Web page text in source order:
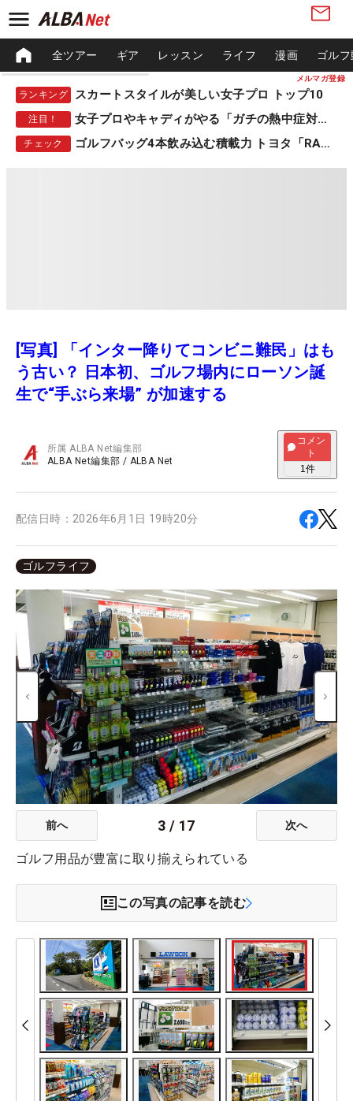
メルマガ登録
全ツアー ギア レッスン ライフ 漫画 ゴル
ランキング スカートスタイルが美しい女子プロ トップ10
注目！ 女子プロやキャディがやる「ガチの熱中症対策」
チェック ゴルフバッグ4本飲み込む積載力 トヨタ「RAV4」
[写真] 「インター降りてコンビニ難民」はも
う古い？ 日本初、ゴルフ場内にローソン誕
生で“手ぶら来場” が加速する
所属ALBA Net編集部
ALBA Net編集部 / ALBA Net
コメン
ト
1件
配信日時： 2026年6月1日 19時20分
ゴルフライフ
前へ 3 / 17 次へ
ゴルフ用品が豊富に取り揃えられている
この写真の記事を読む